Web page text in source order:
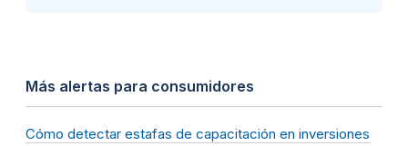
Más alertas para consumidores
Cómo detectar estafas de capacitación en inversiones